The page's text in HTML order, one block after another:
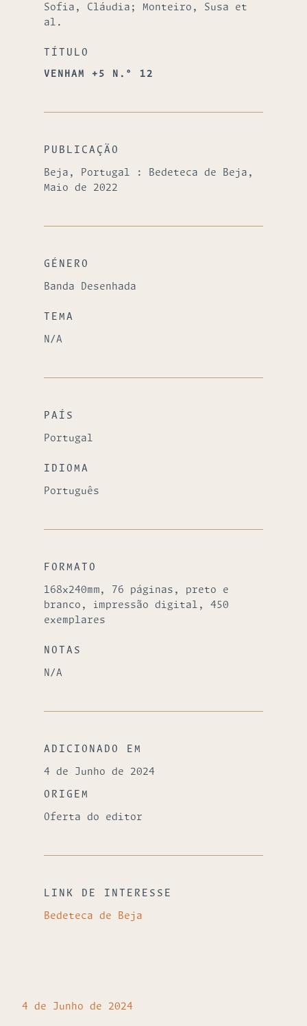
Sofia, Cláudia; Monteiro, Susa et
al.
TÍTULO
VENHAM +5 N.º 12
PUBLICAÇÃO
Beja, Portugal : Bedeteca de Beja,
Maio de 2022
GÉNERO
Banda Desenhada
TEMA
N/A
PAÍS
Portugal
IDIOMA
Português
FORMATO
168x240mm, 76 páginas, preto e
branco, impressão digital, 450
exemplares
NOTAS
N/A
ADICIONADO EM
4 de Junho de 2024
ORIGEM
Oferta do editor
LINK DE INTERESSE
Bedeteca de Beja
4 de Junho de 2024